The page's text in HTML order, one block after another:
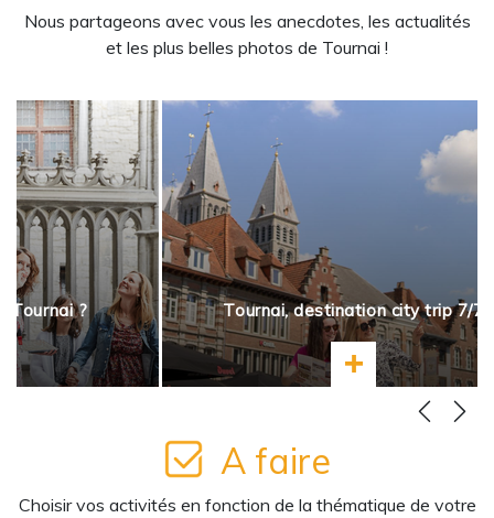
Nous partageons avec vous les anecdotes, les actualités
et les plus belles photos de Tournai !
Tournai ?
plus
Tournai, destination city trip 7/7
En savoir plus
A faire
Choisir vos activités en fonction de la thématique de votre